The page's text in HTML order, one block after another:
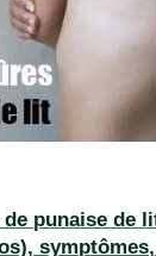
punaise de